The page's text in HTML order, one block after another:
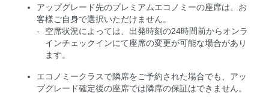
アップグレード先のプレミアムエコノミーの座席は、お
客様ご自身で選択いただけません。
空席状況によっては、出発時刻の24時間前からオンラ
インチェックインにて座席の変更が可能な場合があり
ます。
エコノミークラスで隣席をご予約された場合でも、アッ
プグレード確定後の座席では隣席の保証はできません。